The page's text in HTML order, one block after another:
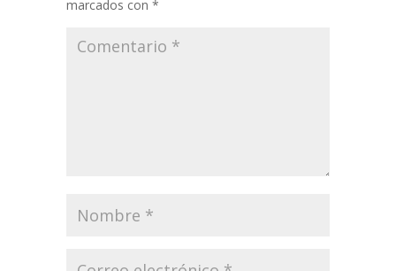
marcados con *